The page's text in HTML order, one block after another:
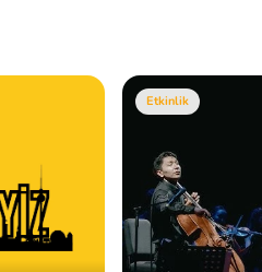
Etkinlik